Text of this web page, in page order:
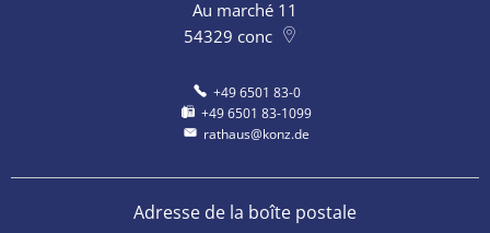
Au marché 11
54329 conc
+49 6501 83-0
+49 6501 83-1099
rathaus@konz.de
Adresse de la boîte postale